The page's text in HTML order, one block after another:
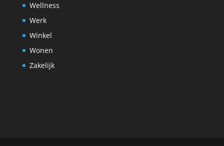
Wellness
Werk
Winkel
Wonen
Zakelijk